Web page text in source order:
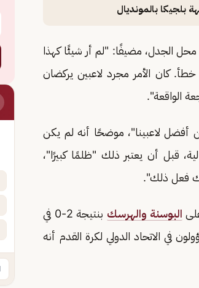
بلجيكا بالمونديال
الجدل، مضيفًا: "لم أر شيئًا كهذا
كان الأمر مجرد لاعبين يركضان
الواقعة".
أفضل لاعبينا"، موضحًا أنه لم يكن
قبل أن يعتبر ذلك "ظلمًا كبيرًا"،
فعل ذلك".
البوسنة والهرسك
بنتيجة 2-0 في
في الاتحاد الدولي لكرة القدم أنه